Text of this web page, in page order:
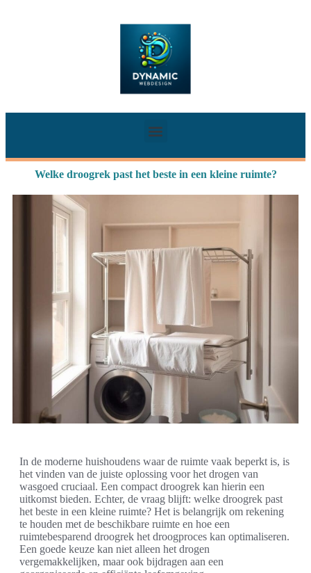
Welke droogrek past het beste in een kleine ruimte?
In de moderne huishoudens waar de ruimte vaak beperkt is, is
het vinden van de juiste oplossing voor het drogen van
wasgoed cruciaal. Een compact droogrek kan hierin een
uitkomst bieden. Echter, de vraag blijft: welke droogrek past
het beste in een kleine ruimte? Het is belangrijk om rekening
te houden met de beschikbare ruimte en hoe een
ruimtebesparend droogrek het droogproces kan optimaliseren.
Een goede keuze kan niet alleen het drogen
vergemakkelijken, maar ook bijdragen aan een